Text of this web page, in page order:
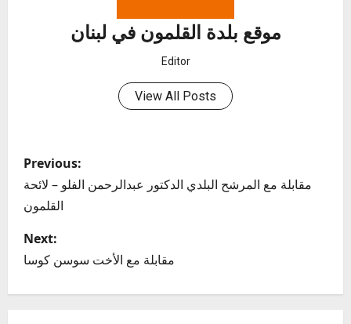
موقع بلدة القلمون في لبنان
Editor
View All Posts
P
o
s
t
n
Previous:
مقابلة مع المرشح البلدي الدكتور عبدالرحمن الفلو – لائحة
القلمون
Next:
مقابلة مع الأخت سوسن كوسا